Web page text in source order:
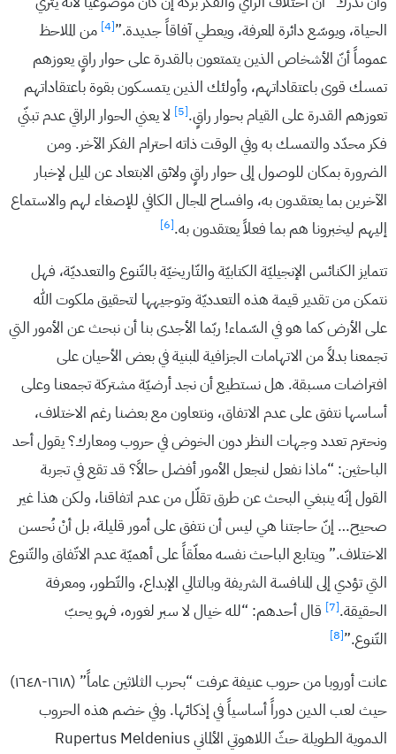
الحياة، ويوسّع دائرة المعرفة، ويعطي آفاقاً جديدة.”[4]
من الملاحظ
عموماً أنّ الأشخاص الذين يتمتعون بالقدرة على حوار راقٍ يعوزهم
تمسك قوى باعتقاداتهم، وأولئك الذين يتمسكون بقوة باعتقاداتهم
تعوزهم القدرة على القيام بحوار راقٍ.[5]
لا يعني الحوار الراقي عدم تبنّي
فكر محدّد والتمسك به وفي الوقت ذاته احترام الفكر الآخر. ومن
الضرورة بمكان للوصول إلى حوار راقٍ ولائق الابتعاد عن الميل لإخبار
الآخرين بما يعتقدون به، وافساح المجال الكافي للإصغاء لهم والاستماع
إليهم ليخبرونا هم بما فعلاً يعتقدون به.[6]
تتمايز الكنائس الإنجيليّة الكتابيّة والتّاريخيّة بالتّنوع والتعدديّة، فهل
نتمكن من تقدير قيمة هذه التعدديّة وتوجيهها لتحقيق ملكوت الله
على الأرض كما هو في السّماء! ربّما الأجدى بنا أن نبحث عن الأمور التي
تجمعنا بدلاً من الاتهامات الجزافية المبنية في بعض الأحيان على
افتراضات مسبقة. هل نستطيع أن نجد أرضيّة مشتركة تجمعنا وعلى
أساسها نتفق على عدم الاتفاق، ونتعاون مع بعضنا رغم الاختلاف،
ونحترم تعدد وجهات النظر دون الخوض في حروب ومعارك؟ يقول أحد
الباحثين: “ماذا نفعل لنجعل الأمور أفضل حالاً؟ قد تقع في تجربة
القول إنّه ينبغي البحث عن طرق تقلّل من عدم اتفاقنا، ولكن هذا غير
صحيح… إنّ حاجتنا هي ليس أن نتفق على أمور قليلة، بل أنْ نُحسن
الاختلاف.” ويتابع الباحث نفسه معلّقاً على أهميّة عدم الاتّفاق والتّنوع
التي تؤدي إلى المنافسة الشريفة وبالتالي الإبداع، والتّطور، ومعرفة
الحقيقة.[7]
قال أحدهم: “لله خيال لا سبر لغوره، فهو يحبّ
التّنوع.”[8]
عانت أوروبا من حروب عنيفة عرفت “بحرب الثلاثين عاماً” (١٦١٨-١٦٤٨)
حيث لعب الدين دوراً أساسياً في إذكائها. وفي خضم هذه الحروب
الدموية الطويلة حثّ اللاهوتي الألماني Rupertus Meldenius